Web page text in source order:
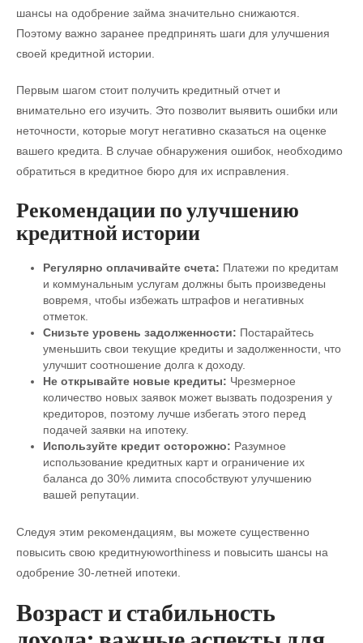
шансы на одобрение займа значительно снижаются.
Поэтому важно заранее предпринять шаги для улучшения
своей кредитной истории.
Первым шагом стоит получить кредитный отчет и
внимательно его изучить. Это позволит выявить ошибки или
неточности, которые могут негативно сказаться на оценке
вашего кредита. В случае обнаружения ошибок, необходимо
обратиться в кредитное бюро для их исправления.
Рекомендации по улучшению
кредитной истории
Регулярно оплачивайте счета: Платежи по кредитам
и коммунальным услугам должны быть произведены
вовремя, чтобы избежать штрафов и негативных
отметок.
Снизьте уровень задолженности: Постарайтесь
уменьшить свои текущие кредиты и задолженности, что
улучшит соотношение долга к доходу.
Не открывайте новые кредиты: Чрезмерное
количество новых заявок может вызвать подозрения у
кредиторов, поэтому лучше избегать этого перед
подачей заявки на ипотеку.
Используйте кредит осторожно: Разумное
использование кредитных карт и ограничение их
баланса до 30% лимита способствуют улучшению
вашей репутации.
Следуя этим рекомендациям, вы можете существенно
повысить свою кредитнуюworthiness и повысить шансы на
одобрение 30-летней ипотеки.
Возраст и стабильность